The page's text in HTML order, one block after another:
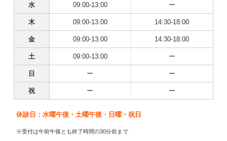
水 09:00-13:00 ー
木 09:00-13:00 14:30-18:00
金 09:00-13:00 14:30-18:00
土 09:00-13:00 ー
日 ー ー
祝 ー ー
休診日：水曜午後・土曜午後・日曜・祝日
※受付は午前午後とも終了時間の30分前まで